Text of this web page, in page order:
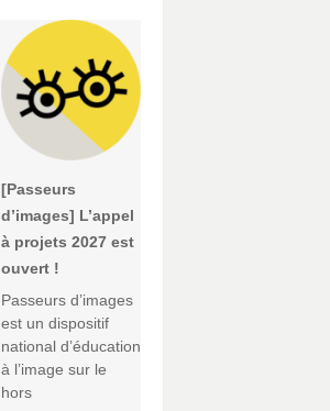
[Passeurs
d’images] L’appel
à projets 2027 est
ouvert !
Passeurs d’images
est un dispositif
national d’éducation
à l’image sur le
hors